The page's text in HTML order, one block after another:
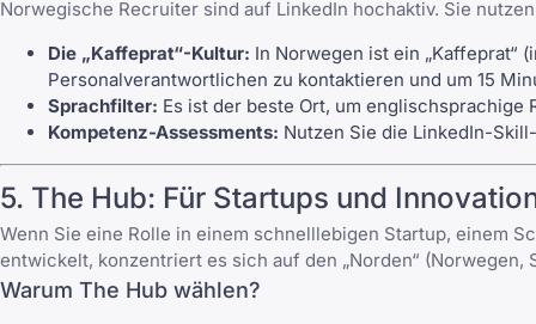
Norwegische Recruiter sind auf LinkedIn hochaktiv. Sie
Die „Kaffeprat“-Kultur: In Norwegen ist ein „Kaffeprat“
Personalverantwortlichen zu kontaktieren und um 15
Sprachfilter: Es ist der beste Ort, um
Kompetenz-Assessments: Nutzen Sie die LinkedIn-
5. The Hub: Für Startups und
Wenn Sie eine Rolle in einem schnelllebigen Startup, einem
entwickelt, konzentriert es sich auf den „Norden“ (Norwegen,
Warum The Hub wählen?